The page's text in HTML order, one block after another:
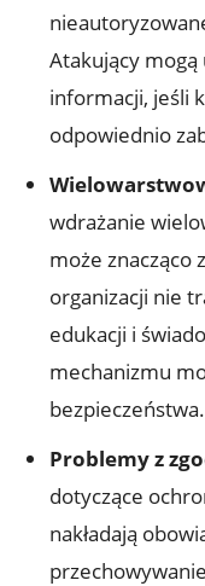
Atakujący
informacji, jeśli
odpowiednio
wdrażanie
może znacząco
organizacji nie
edukacji i
mechanizmu
bezpieczeństwa.
Problemy‍ z
dotyczące
nakładają